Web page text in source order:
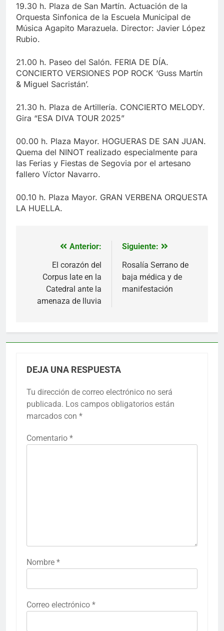
19.30 h. Plaza de San Martín. Actuación de la
Orquesta Sinfonica de la Escuela Municipal de
Música Agapito Marazuela. Director: Javier López
Rubio.
21.00 h. Paseo del Salón. FERIA DE DÍA.
CONCIERTO VERSIONES POP ROCK ‘Guss Martín
& Miguel Sacristán’.
21.30 h. Plaza de Artillería. CONCIERTO MELODY.
Gira “ESA DIVA TOUR 2025”
00.00 h. Plaza Mayor. HOGUERAS DE SAN JUAN.
Quema del NINOT realizado especialmente para
las Ferias y Fiestas de Segovia por el artesano
fallero Víctor Navarro.
00.10 h. Plaza Mayor. GRAN VERBENA ORQUESTA
LA HUELLA.
Navegación
entradas
Anterior:
El corazón del
Corpus late en la
Catedral ante la
amenaza de lluvia
Siguiente:
Rosalía Serrano de
baja médica y de
manifestación
DEJA UNA RESPUESTA
Tu dirección de correo electrónico no será
publicada. Los campos obligatorios están
marcados con *
Comentario *
Nombre *
Correo electrónico *